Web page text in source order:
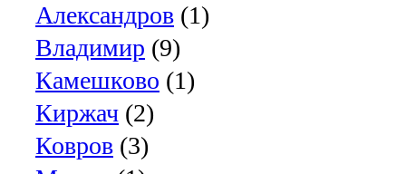
Александров (1)
Владимир (9)
Камешково (1)
Киржач (2)
Ковров (3)